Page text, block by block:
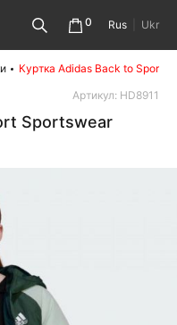
0 Rus Ukr
Куртка Adidas Back to Sport
Артикул: HD8911
Sportswear